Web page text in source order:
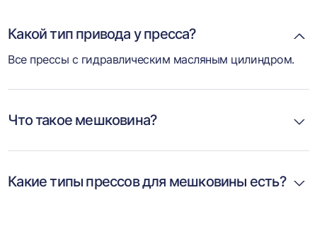
Какой тип привода у пресса?
Все прессы с гидравлическим масляным цилиндром.
Что такое мешковина?
Какие типы прессов для мешковины есть?